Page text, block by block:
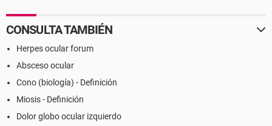
CONSULTA TAMBIÉN
Herpes ocular forum
Absceso ocular
Cono (biología) - Definición
Miosis - Definición
Dolor globo ocular izquierdo